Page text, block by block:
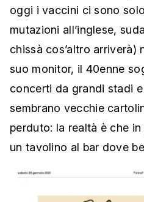
oggi i vaccini ci sono
mutazioni all’inglese,
chissà cos’altro arriverà)
suo monitor, il 40enne
concerti da grandi stadi
sembrano vecchie
perduto: la realtà è che in
un tavolino al bar dove